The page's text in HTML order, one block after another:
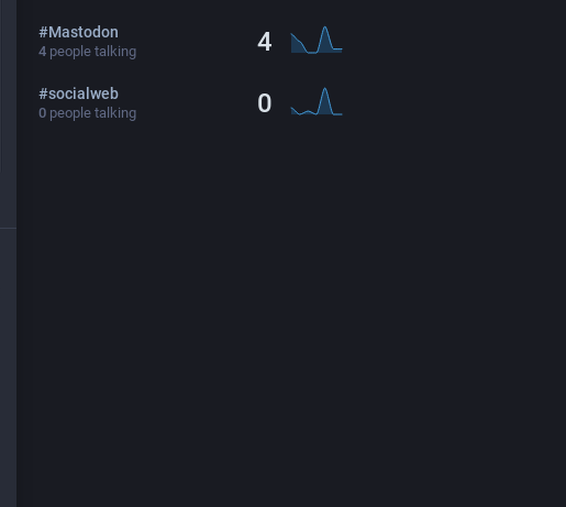
#Mastodon
4 people talking 4
#socialweb
0 people talking 0